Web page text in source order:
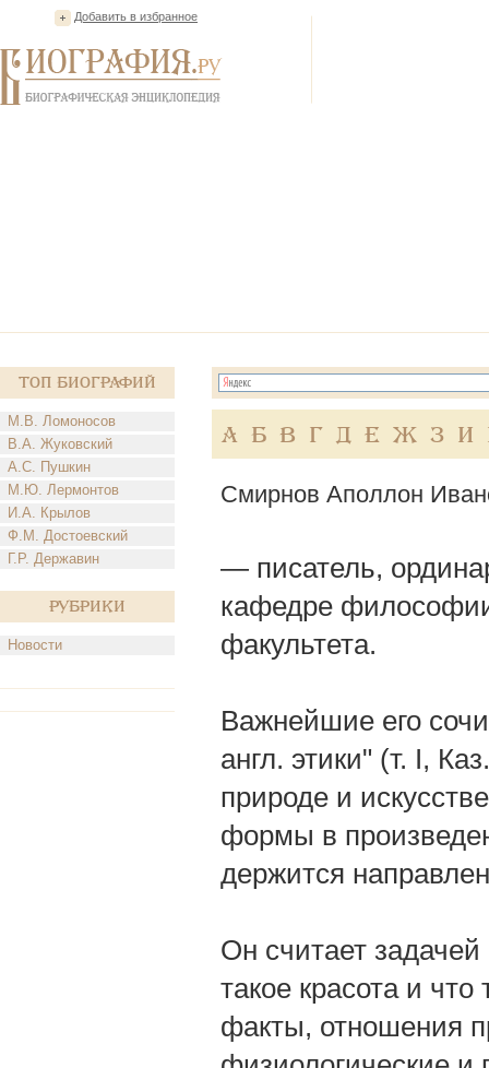
Добавить в избранное
Топ Биографий
М.В. Ломоносов
В.А. Жуковский
А.С. Пушкин
М.Ю. Лермонтов
И.А. Крылов
Ф.М. Достоевский
Г.Р. Державин
Рубрики
Новости
А Б В Г Д Е Ж З И
Смирнов Аполлон
— писатель,
кафедре
факультета.
Важнейшие его
англ. этики" (т. I,
природе и
формы в
держится
Он считает
такое красота и
факты, отношения